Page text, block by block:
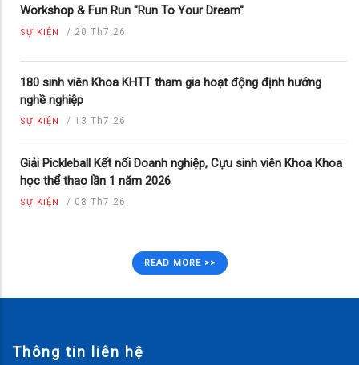
Workshop & Fun Run "Run To Your Dream"
SỰ KIỆN / 20 Th7 26
180 sinh viên Khoa KHTT tham gia hoạt động định hướng
nghề nghiệp
SỰ KIỆN / 13 Th7 26
Giải Pickleball Kết nối Doanh nghiệp, Cựu sinh viên Khoa Khoa
học thể thao lần 1 năm 2026
SỰ KIỆN / 08 Th7 26
READ MORE >>
Thông tin liên hệ